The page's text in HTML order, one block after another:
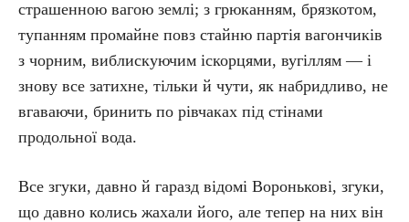
страшенною вагою землі; з грюканням, брязкотом,
тупанням промайне повз стайню партія вагончиків
з чорним, виблискуючим іскорцями, вугіллям — і
знову все затихне, тільки й чути, як набридливо, не
вгаваючи, бринить по рівчаках під стінами
продольної вода.
Все згуки, давно й гаразд відомі Воронькові, згуки,
що давно колись жахали його, але тепер на них він